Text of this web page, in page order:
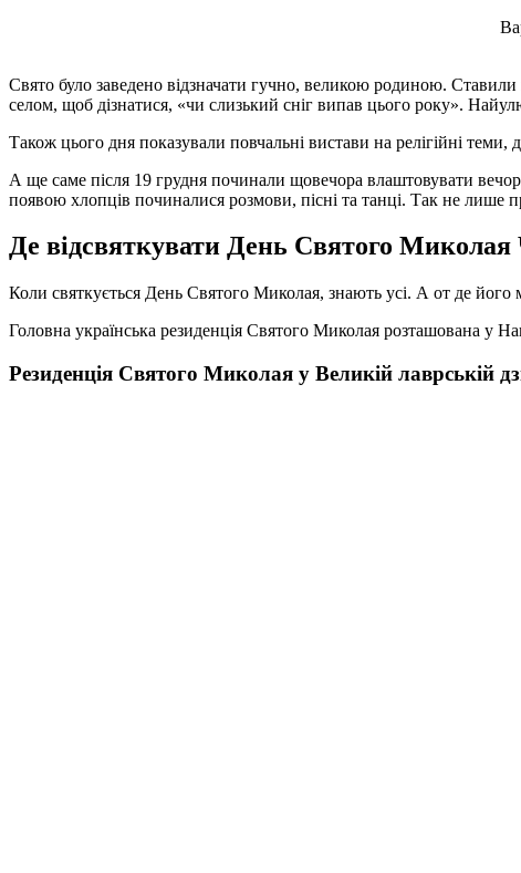
Свято було заведено відзначати гучно, великою родиною. Ставили
селом, щоб дізнатися, «чи слизький сніг випав цього року».
Також цього дня показували повчальні вистави на релігійні
А ще саме після 19 грудня починали щовечора влаштовувати
появою хлопців починалися розмови, пісні та танці. Так не
Де відсвяткувати День Святого Миколая
Коли святкується День Святого Миколая, знають усі. А от де
Головна українська резиденція Святого Миколая розташована у
Резиденція Святого Миколая у Великій лаврській